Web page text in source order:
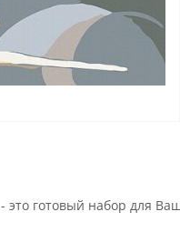
- это готовый набор для